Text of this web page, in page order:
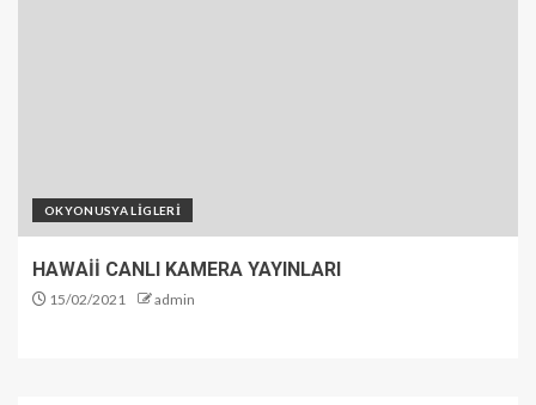
OKYONUSYA LİGLERİ
HAWAİİ CANLI KAMERA YAYINLARI
15/02/2021 admin